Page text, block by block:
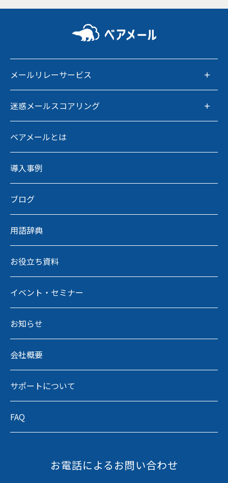
メールリレーサービス
迷惑メールスコアリング
ベアメールとは
導入事例
ブログ
用語辞典
お役立ち資料
イベント・セミナー
お知らせ
会社概要
サポートについて
FAQ
お電話によるお問い合わせ